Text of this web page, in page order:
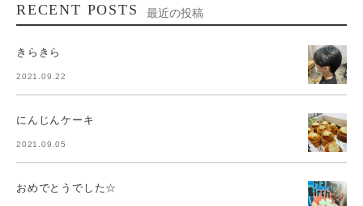
RECENT POSTS 最近の投稿
きらきら
2021.09.22
にんじんケーキ
2021.09.05
おめでとうでした☆